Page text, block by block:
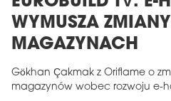
WYMUSZA
MAGAZYNACH
Gökhan Çakmak z Oriflame o
magazynów wobec rozwoju e-